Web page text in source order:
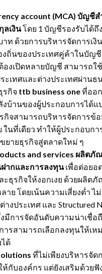
account (MCA) บัญชี
ลเงินโดย 1 บัญชีรองรับได้ถึ
าท ด้วยการบริหารจัดการเ
งถิ่นของประเทศคู่ค้าในบัญชี
องเปิดหลายบัญชี สามารถใ
ะเทศและต่างประเทศผ่านธ
รกิจ ttb business oneที่ออ
บ้านของผู้ประกอบการได้แ
กิจสามารถบริหารจัดการข้
ในที่เดียว ทำให้ผู้ประกอบกา
ยายธุรกิจสู่ตลาดใหม่ ๆ
and services ผลิตภั
ากและการลงทุนเพื่อต่อยอ
ะธุรกิจให้งอกเงย ด้วยผลิต
ย โดยเน้นความเสี่ยงต่ำ ไ
งประเทศ และ Structured
มีการจัดอันดับความน่าเชื่อ
รสามารถเลือกลงทุนให้เห
ด้
ที่ไม่เพียงบริหารจัด
ห้กับองค์กร แต่ยังเสริมด้วย